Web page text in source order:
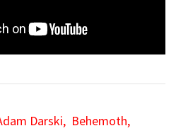
Darski
Behemoth